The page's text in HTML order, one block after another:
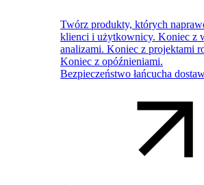
Twórz produkty, których
klienci i użytkownicy. Koniec z
analizami. Koniec z projektami
Koniec z opóźnieniami.
Bezpieczeństwo łańcucha